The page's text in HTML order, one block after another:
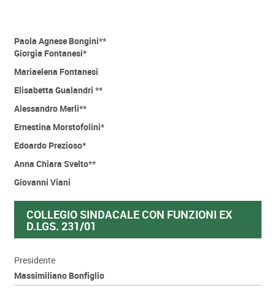
Paola Agnese Bongini**
Giorgia Fontanesi*
Mariaelena Fontanesi
Elisabetta Gualandri **
Alessandro Merli**
Ernestina Morstofolini*
Edoardo Prezioso*
Anna Chiara Svelto**
Giovanni Viani
COLLEGIO SINDACALE CON FUNZIONI EX
D.LGS. 231/01
Presidente
Massimiliano Bonfiglio